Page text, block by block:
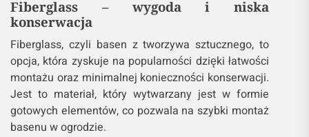
Fiberglass – wygoda i niska
konserwacja
Fiberglass, czyli basen z tworzywa sztucznego, to
opcja, która zyskuje na popularności dzięki łatwości
montażu oraz minimalnej konieczności konserwacji.
Jest to materiał, który wytwarzany jest w formie
gotowych elementów, co pozwala na szybki montaż
basenu w ogrodzie.